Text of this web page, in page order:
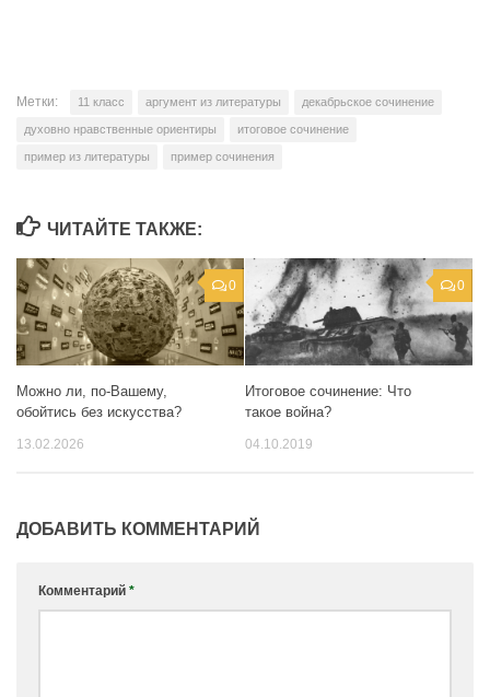
Метки: 11 класс аргумент из литературы декабрьское сочинение
духовно нравственные ориентиры итоговое сочинение
пример из литературы пример сочинения
ЧИТАЙТЕ ТАКЖЕ:
0
Можно ли, по-Вашему,
обойтись без искусства?
13.02.2026
0
Итоговое сочинение: Что
такое война?
04.10.2019
ДОБАВИТЬ КОММЕНТАРИЙ
Комментарий *